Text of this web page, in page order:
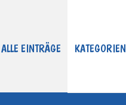
ALLE EINTRÄGE KATEGORIEN